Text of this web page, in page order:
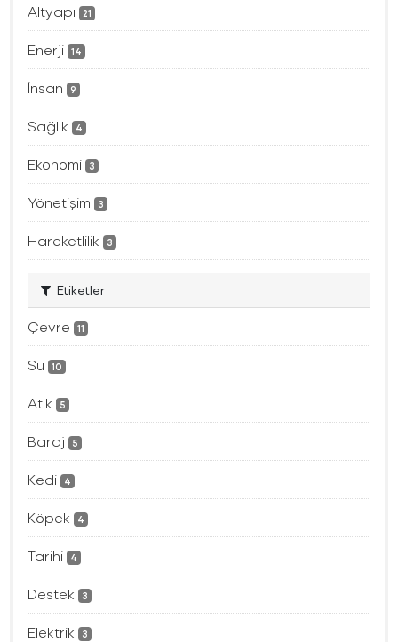
Altyapı 21
Enerji 14
İnsan 9
Sağlık 4
Ekonomi 3
Yönetişim 3
Hareketlilik 3
Etiketler
Çevre 11
Su 10
Atık 5
Baraj 5
Kedi 4
Köpek 4
Tarihi 4
Destek 3
Elektrik 3